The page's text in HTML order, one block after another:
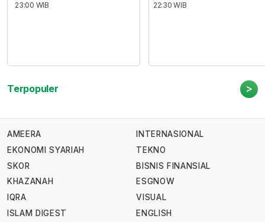
23:00 WIB
22:30 WIB
Terpopuler >
AMEERA
EKONOMI SYARIAH
SKOR
KHAZANAH
IQRA
ISLAM DIGEST
INTERNASIONAL
TEKNO
BISNIS FINANSIAL
ESGNOW
VISUAL
ENGLISH